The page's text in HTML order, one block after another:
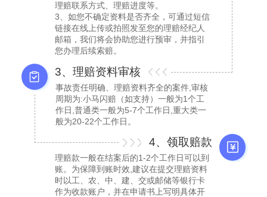
理赔联系方式、理赔进度等。
3、如您不确定资料是否齐全，可通过短信
链接在线上传或拍照发至您的理赔经纪人
邮箱，我们将会协助您进行预审，并指引
您办理后续索赔。
3、理赔资料审核
事故责任明确、理赔资料齐全的案件,审核
周期为:小马闪赔（如支持）一般为1个工
作日,普通类一般为5-7个工作日,重大类一
般为20-22个工作日。
4、领取赔款
理赔款一般在结案后的1-2个工作日可以到
账。为保障到账时效,建议在提交理赔资料
时以工、农、中、建、交或邮储等银行卡
作为收款账户，并在申请书上写明具体开